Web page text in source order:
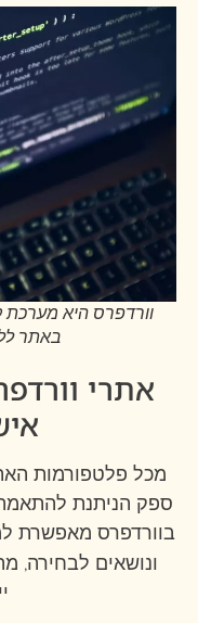
וורדפרס היא
באתר
אתרי
מכל פלטפורמות
ספק הניתנת להתאמה
בוורדפרס מאפשרת
ונושאים לבחירה,